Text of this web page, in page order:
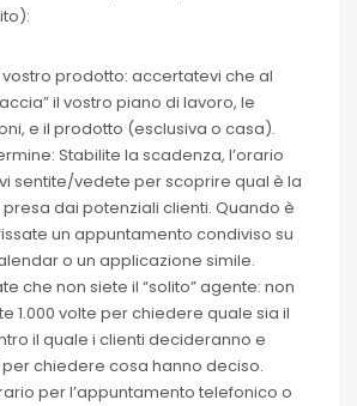
prodotto: accertatevi che al
il vostro piano di lavoro, le
e il prodotto (esclusiva o casa).
Stabilite la scadenza, l’orario
sentite/vedete per scoprire qual è la
dai potenziali clienti. Quando è
un appuntamento condiviso su
o un applicazione simile.
che non siete il “solito” agente: non
1.000 volte per chiedere quale sia il
il quale i clienti decideranno e
per chiedere cosa hanno deciso.
per l’appuntamento telefonico o